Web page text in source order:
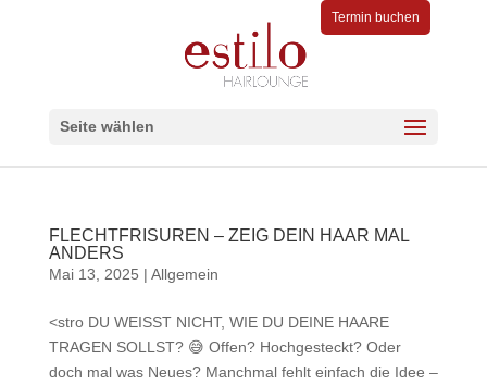
Termin buchen
Seite wählen
FLECHTFRISUREN – ZEIG DEIN HAAR MAL
ANDERS
Mai 13, 2025 | Allgemein
<stro DU WEISST NICHT, WIE DU DEINE HAARE
TRAGEN SOLLST? 😅 Offen? Hochgesteckt? Oder
doch mal was Neues? Manchmal fehlt einfach die Idee –